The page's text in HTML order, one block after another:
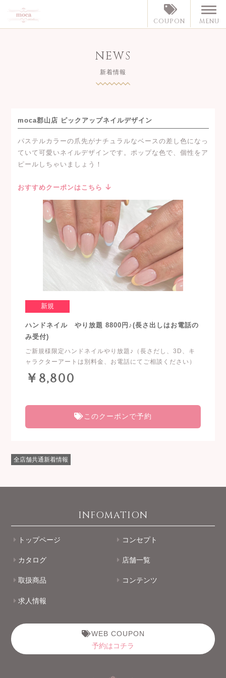
COUPON MENU
NEWS
新着情報
moca郡山店 ピックアップネイルデザイン
パステルカラーの爪先がナチュラルなベースの差し色になっ
ていて可愛いネイルデザインです。ポップな色で、個性をア
ピールしちゃいましょう！
おすすめクーポンはこちら
新規
ハンドネイル やり放題 8800円♪(長さ出しはお電話の
み受付)
ご新規様限定ハンドネイルやり放題♪（長さだし、3D、キ
ャラクターアートは別料金、お電話にてご相談ください）
￥8,800
このクーポンで予約
全店舗共通新着情報
INFOMATION
トップページ コンセプト
カタログ 店舗一覧
取扱商品 コンテンツ
求人情報
WEB COUPON
予約はコチラ